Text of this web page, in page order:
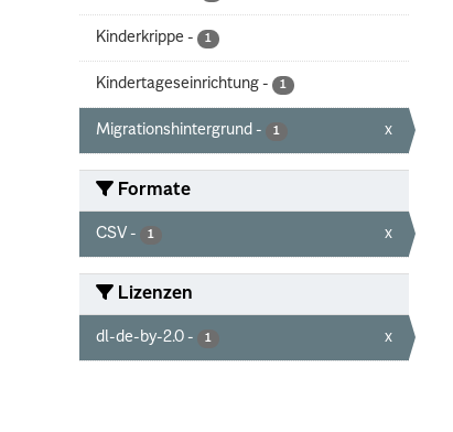
Kinderkrippe - 1
Kindertageseinrichtung - 1
Migrationshintergrund - 1 x
Formate
CSV - 1 x
Lizenzen
dl-de-by-2.0 - 1 x